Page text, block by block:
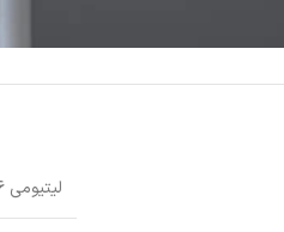
لیتیومی ۳۳.۶ وات ساعت